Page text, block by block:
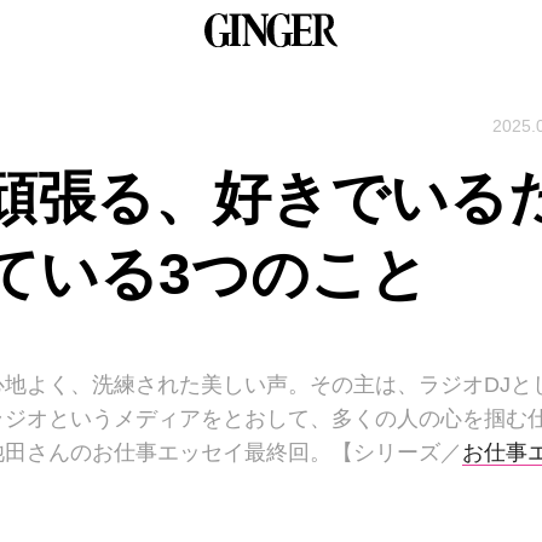
張る、好きでいる
いる3つのこと
よく、洗練された美しい声。その主は、ラジオDJと
オというメディアをとおして、多くの人の心を掴む
さんのお仕事エッセイ最終回。【シリーズ／ お仕事